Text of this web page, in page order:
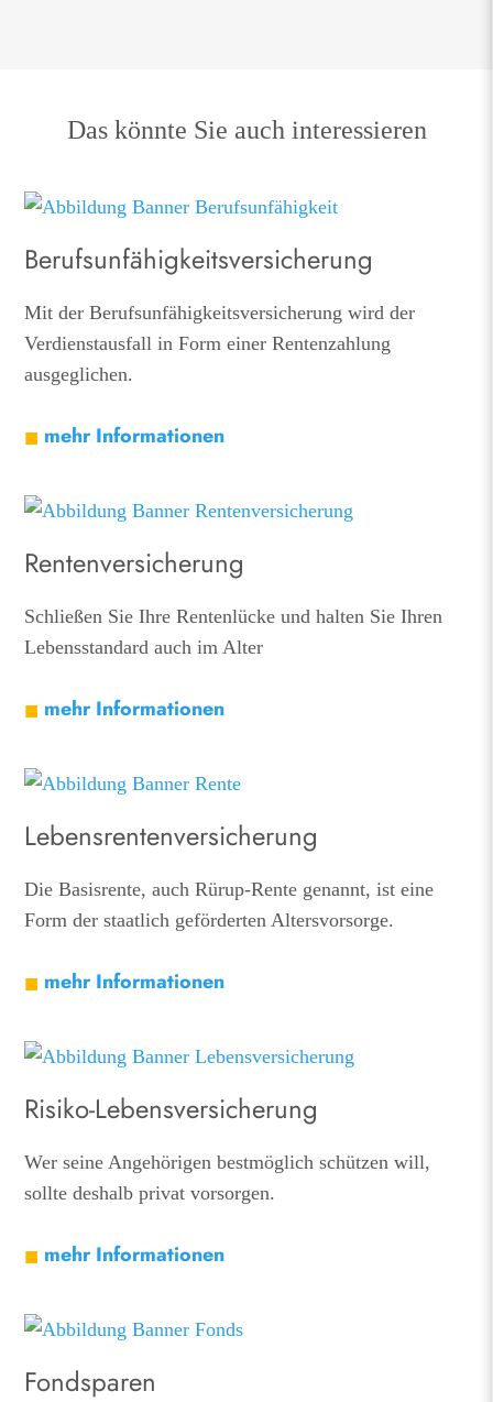
Das könnte Sie auch interessieren
Berufsunfähigkeitsversicherung
Mit der Berufsunfähigkeitsversicherung wird der
Verdienstausfall in Form einer Rentenzahlung
ausgeglichen.
mehr Informationen
Rentenversicherung
Schließen Sie Ihre Rentenlücke und halten Sie Ihren
Lebensstandard auch im Alter
mehr Informationen
Lebensrentenversicherung
Die Basisrente, auch Rürup-Rente genannt, ist eine
Form der staatlich geförderten Altersvorsorge.
mehr Informationen
Risiko-Lebensversicherung
Wer seine Angehörigen bestmöglich schützen will,
sollte deshalb privat vorsorgen.
mehr Informationen
Fondsparen